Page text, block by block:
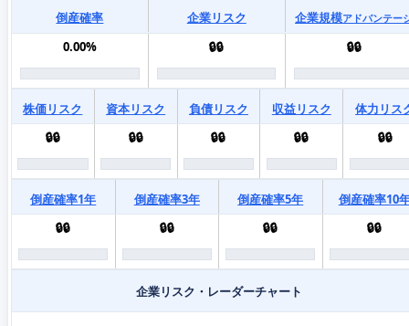
倒産確率 企業リスク 企業規模アドバンテー
0.00% 🔒🔒 🔒🔒
株価リスク 資本リスク 負債リスク 収益リスク
体力リス
🔒🔒
🔒🔒 🔒🔒 🔒🔒 🔒🔒
倒産確率1年 倒産確率3年 倒産確率5年
倒産確率10
🔒🔒
🔒🔒 🔒🔒 🔒🔒
企業リスク・レーダーチャート